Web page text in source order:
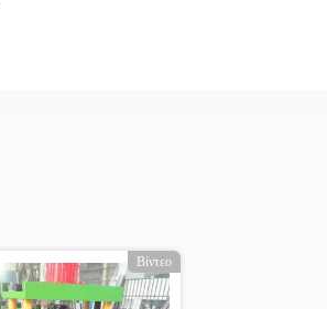
Βίντεο